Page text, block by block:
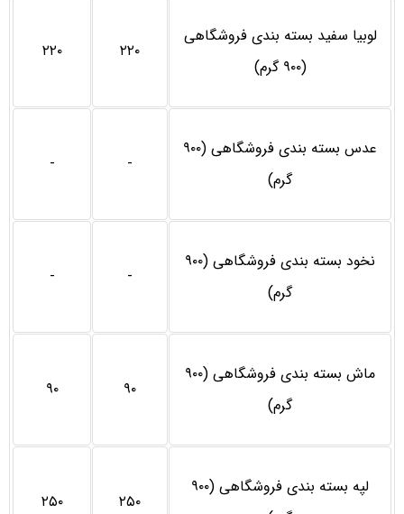
لوبیا سفید بسته بندی فروشگاهی
(۹۰۰ گرم)
۲۲۰ ۲۲۰
عدس بسته بندی فروشگاهی (۹۰۰
گرم)
-
-
نخود بسته بندی فروشگاهی (۹۰۰
گرم)
-
-
ماش بسته بندی فروشگاهی (۹۰۰
گرم)
۹۰ ۹۰
لپه بسته بندی فروشگاهی (۹۰۰
۲۵۰ ۲۵۰